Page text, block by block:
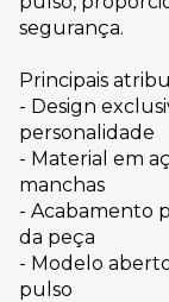
segurança.
Principais
- Design
personalidade
- Material em
manchas
- Acabamento
da peça
- Modelo
pulso